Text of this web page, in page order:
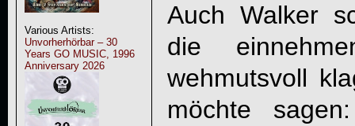
Various Artists:
Unvorherhörbar – 30
Years GO MUSIC, 1996
Anniversary 2026
Auch Walker
die
wehmutsvoll
möchte